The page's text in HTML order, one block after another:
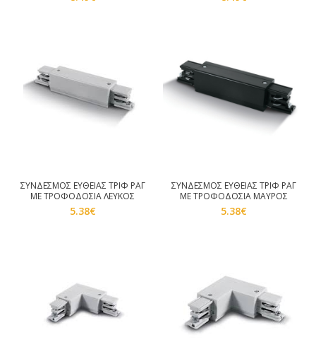
ΣΥΝΔΕΣΜΟΣ ΕΥΘΕΙΑΣ ΤΡΙΦ ΡΑΓ
ΜΕ ΤΡΟΦΟΔΟΣΙΑ ΛΕΥΚΟΣ
5.38€
ΣΥΝΔΕΣΜΟΣ ΕΥΘΕΙΑΣ ΤΡΙΦ ΡΑΓ
ΜΕ ΤΡΟΦΟΔΟΣΙΑ ΜΑΥΡΟΣ
5.38€